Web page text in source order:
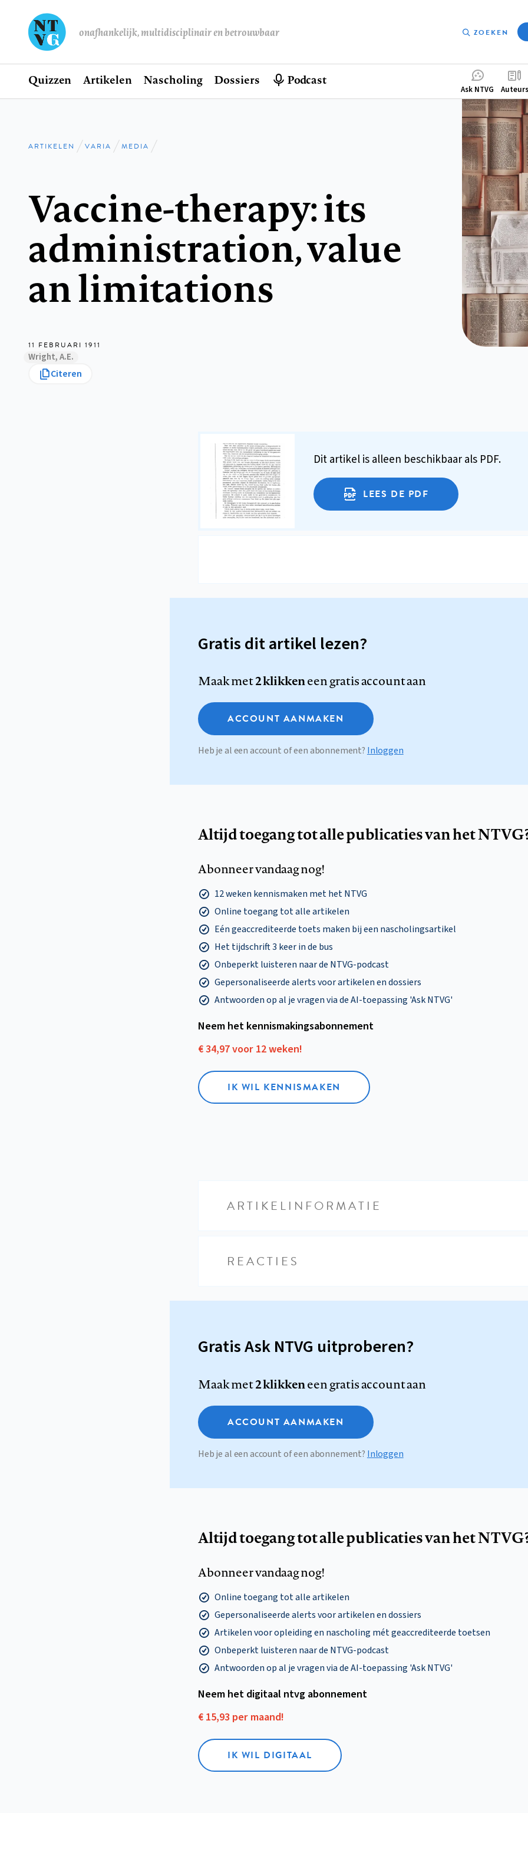
onafhankelijk, multidisciplinair en betrouwbaar ZOEKEN
Hoofdnavigatie
Home
Quizzen Artikelen Nascholing Dossiers Podcast
menu
Ask NTVG Auteurs
Kruimelpad
ARTIKELEN VARIA MEDIA
Vaccine-therapy: its
administration, value
an limitations
11 FEBRUARI 1911
Wright, A.E.
Citeren
Dit artikel is alleen beschikbaar als PDF.
LEES DE PDF
Gratis dit artikel lezen?
Maak met2 klikkeneen gratis account aan
ACCOUNT AANMAKEN
Heb je al een account of een abonnement? Inloggen
Altijd toegang tot alle publicaties van het
Abonneer vandaag nog!
12 weken kennismaken met het NTVG
Online toegang tot alle artikelen
Eén geaccrediteerde toets maken bij een nascholingsartikel
Het tijdschrift 3 keer in de bus
Onbeperkt luisteren naar de NTVG-podcast
Gepersonaliseerde alerts voor artikelen en dossiers
Antwoorden op al je vragen via de AI-toepassing 'Ask NTVG'
Neem het kennismakings­abonnement
€ 34,97 voor 12 weken!
IK WIL KENNISMAKEN
ARTIKELINFORMATIE
REACTIES
Gratis Ask NTVG uitproberen?
Maak met2 klikkeneen gratis account aan
ACCOUNT AANMAKEN
Heb je al een account of een abonnement? Inloggen
Altijd toegang tot alle publicaties van het
Abonneer vandaag nog!
Online toegang tot alle artikelen
Gepersonaliseerde alerts voor artikelen en dossiers
Artikelen voor opleiding en nascholing mét geaccrediteerde toetsen
Onbeperkt luisteren naar de NTVG-podcast
Antwoorden op al je vragen via de AI-toepassing 'Ask NTVG'
Neem het digitaal ntvg abonnement
€ 15,93 per maand!
IK WIL DIGITAAL